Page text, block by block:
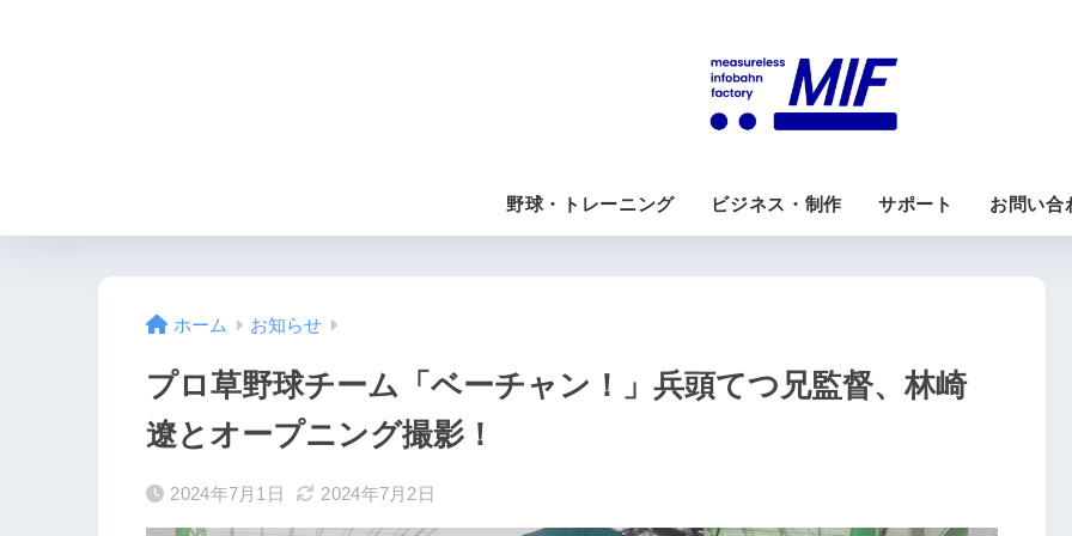
野球・トレーニング ビジネス・制作 サポート お問い合
ホーム お知らせ
プロ草野球チーム「ベーチャン！」兵頭てつ兄監督、林崎
遼とオープニング撮影！
2024年7月1日 2024年7月2日